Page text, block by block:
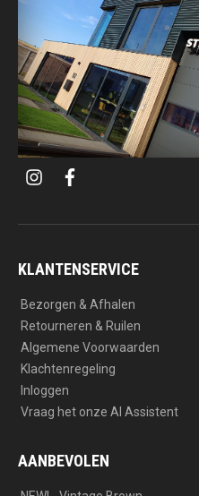
i
t
a
f
e
k
KLANTENSERVICE
Bezorgen & Afhalen
Retourneren & Ruilen
Algemene Voorwaarden
Klachtenregeling
Inloggen
Vraag het onze AI Assistent
AANBEVOLEN